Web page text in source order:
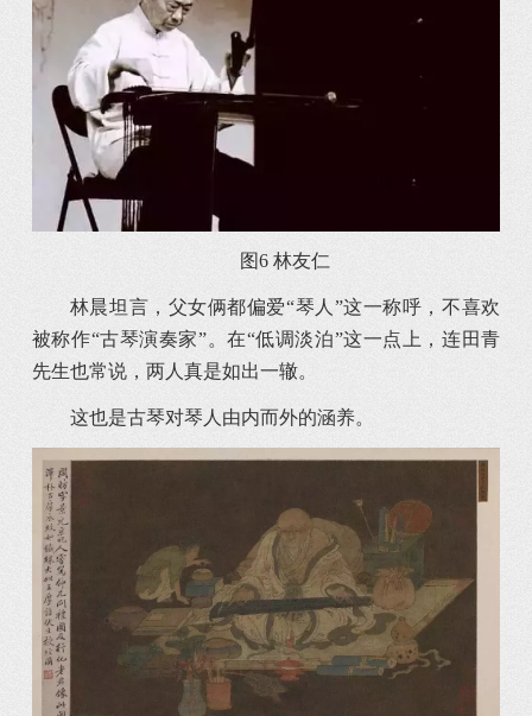
图6 林友仁
林晨坦言，父女俩都偏爱“琴人”这一称呼，不喜欢
被称作“古琴演奏家”。在“低调淡泊”这一点上，连田青
先生也常说，两人真是如出一辙。
这也是古琴对琴人由内而外的涵养。